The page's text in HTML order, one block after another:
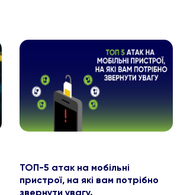
ТОП-5 атак на мобільні
пристрої, на які вам потрібно
звернути увагу.